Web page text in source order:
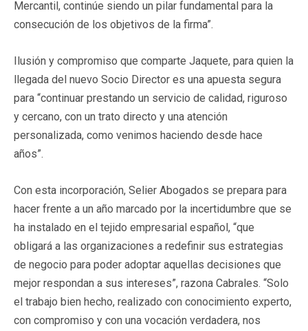
Mercantil, continúe siendo un pilar fundamental para la
consecución de los objetivos de la firma”.
Ilusión y compromiso que comparte Jaquete, para quien la
llegada del nuevo Socio Director es una apuesta segura
para “continuar prestando un servicio de calidad, riguroso
y cercano, con un trato directo y una atención
personalizada, como venimos haciendo desde hace
años”.
Con esta incorporación, Selier Abogados se prepara para
hacer frente a un año marcado por la incertidumbre que se
ha instalado en el tejido empresarial español, “que
obligará a las organizaciones a redefinir sus estrategias
de negocio para poder adoptar aquellas decisiones que
mejor respondan a sus intereses”, razona Cabrales. “Solo
el trabajo bien hecho, realizado con conocimiento experto,
con compromiso y con una vocación verdadera, nos